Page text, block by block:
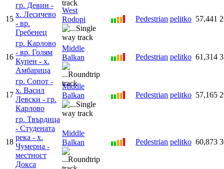
15
гр. Девин -
х. Лесичево
- вр.
Гребенец
West
Rodopi
Pedestrian pelitko 57,441
16
гр. Карлово
- вр. Голям
Купен - х.
Амбарица
Middle
Balkan
Pedestrian pelitko 61,314
17
гр. Сопот -
х. Васил
Левски - гр.
Карлово
Middle
Balkan
Pedestrian pelitko 57,165
18
гр. Твърдица
- Студената
река - х.
Чумерна -
местност
Докса
Middle
Balkan
Pedestrian pelitko 60,873